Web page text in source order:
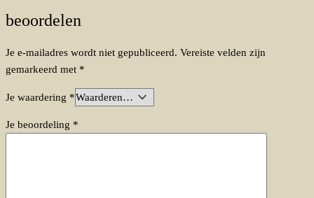
beoordelen
Je e-mailadres wordt niet gepubliceerd. Vereiste velden zijn
gemarkeerd met *
Je waardering *
Je beoordeling *